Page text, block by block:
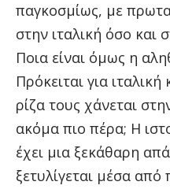
παγκοσμίως, με
στην ιταλική όσο και
Ποια είναι όμως η
Πρόκειται για
ρίζα τους χάνεται
ακόμα πιο πέρα; Η
έχει μια ξεκάθαρη
ξετυλίγεται μέσα από